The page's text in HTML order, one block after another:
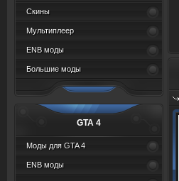
Скины
Мультиплеер
ENB моды
Большие моды
GTA 4
Моды для GTA 4
ENB моды